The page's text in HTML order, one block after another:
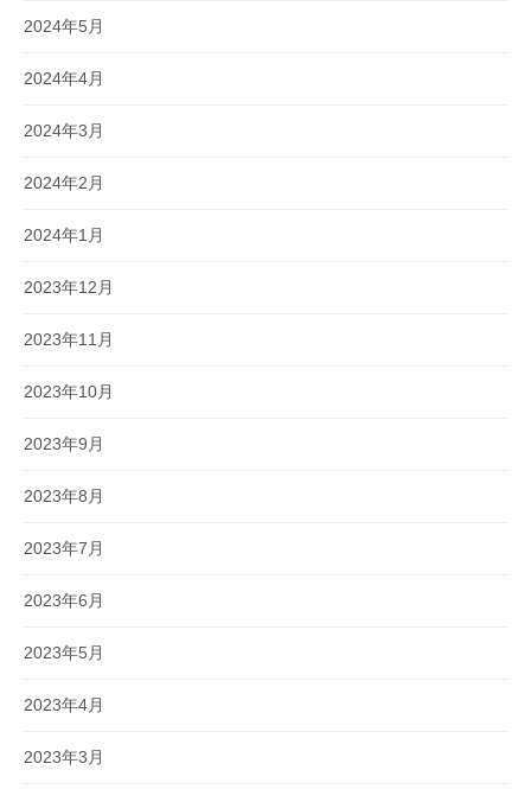
2024年5月
2024年4月
2024年3月
2024年2月
2024年1月
2023年12月
2023年11月
2023年10月
2023年9月
2023年8月
2023年7月
2023年6月
2023年5月
2023年4月
2023年3月